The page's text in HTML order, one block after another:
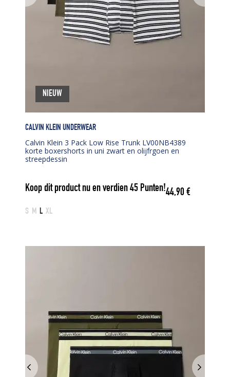
CALVIN KLEIN UNDERWEAR
Calvin Klein 3 Pack Low Rise Trunk LV00NB4389
korte boxershorts in uni zwart en olijfrgoen en
streepdessin
Koop dit product nu en verdien45 Punten!44,90€
S M L XL
NIEUW